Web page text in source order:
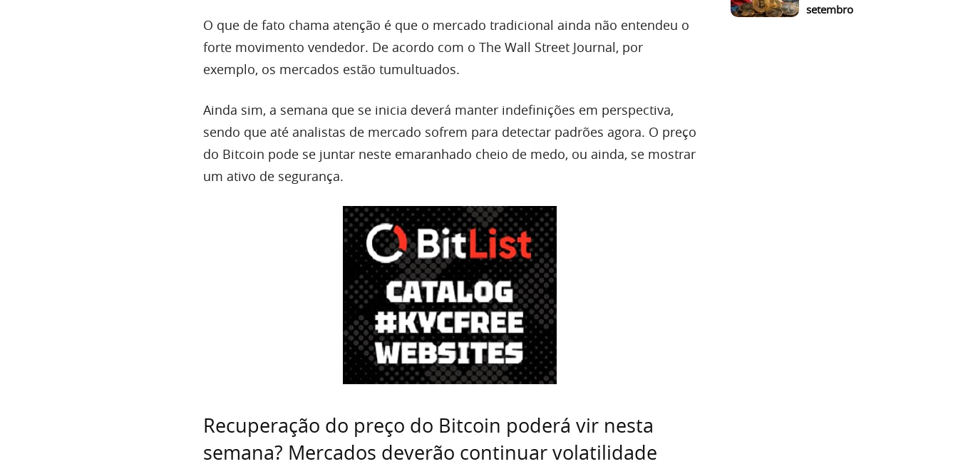
O que de fato chama atenção é que o mercado tradicional ainda não entendeu o
forte movimento vendedor. De acordo com o The Wall Street Journal, por
exemplo, os mercados estão tumultuados.
Ainda sim, a semana que se inicia deverá manter indefinições em perspectiva,
sendo que até analistas de mercado sofrem para detectar padrões agora. O preço
do Bitcoin pode se juntar neste emaranhado cheio de medo, ou ainda, se mostrar
um ativo de segurança.
Recuperação do preço do Bitcoin poderá vir nesta
semana? Mercados deverão continuar volatilidade
setembro